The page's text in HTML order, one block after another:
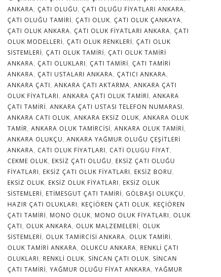
ANKARA, ÇATI OLUĞU, ÇATI OLUĞU FIYATLARI ANKARA,
ÇATI OLUĞU TAMIRI, ÇATI OLUK, ÇATI OLUK ÇANKAYA,
ÇATI OLUK ANKARA, ÇATI OLUK FIYATLARI ANKARA, ÇATI
OLUK MODELLERI, ÇATI OLUK RENKLERİ, ÇATI OLUK
SISTEMLERI, ÇATI OLUK TAMIRI, ÇATI OLUK TAMIRI
ANKARA, ÇATI OLUKLARI, ÇATI TAMIRI, ÇATI TAMIRI
ANKARA, ÇATI USTALARI ANKARA, ÇATICI ANKARA,
ANKARA ÇATI, ANKARA ÇATI AKTARMA, ANKARA ÇATI
OLUK FIYATLARI, ANKARA ÇATI OLUK TAMIRI, ANKARA
ÇATI TAMIRI, ANKARA ÇATI USTASI TELEFON NUMARASI,
ANKARA CATI OLUK, ANKARA EKSIZ OLUK, ANKARA OLUK
TAMIR, ANKARA OLUK TAMIRCISI, ANKARA OLUK TAMIRI,
ANKARA OLUKÇU, ANKARA YAĞMUR OLUĞU ÇEŞITLERI
ANKARA, CATI OLUK FIYATLARI, CATI OLUGU FIYAT,
CEKME OLUK, EKSIZ ÇATI OLUĞU, EKSIZ ÇATI OLUĞU
FIYATLARI, EKSIZ ÇATI OLUK FIYATLARI, EKSIZ BORU,
EKSIZ OLUK, EKSIZ OLUK FIYATLARI, EKSIZ OLUK
SISTEMLERI, ETIMESGUT ÇATI TAMIRI, GÖLBAŞI OLUKÇU,
HAZIR ÇATI OLUKLARI, KEÇIÖREN ÇATI OLUK, KEÇIÖREN
ÇATI TAMIRI, MONO OLUK, MONO OLUK FIYATLARI, OLUK
ÇATI, OLUK ANKARA, OLUK MALZEMELERI, OLUK
SISTEMLERI, OLUK TAMIRCISI ANKARA, OLUK TAMIRI,
OLUK TAMIRI ANKARA, OLUKCU ANKARA, RENKLI ÇATI
OLUKLARI, RENKLI OLUK, SINCAN ÇATI OLUK, SINCAN
ÇATI TAMIRI, YAĞMUR OLUĞU FIYAT ANKARA, YAĞMUR